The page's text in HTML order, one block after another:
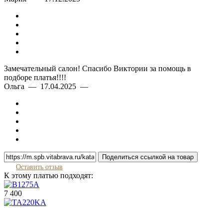
Замечательный салон! Спасибо Виктории за помощь в
подборе платья!!!!
Ольга — 17.04.2025 —
Поделиться ссылкой на товар
Оставить отзыв
К этому платью подходят:
7 400